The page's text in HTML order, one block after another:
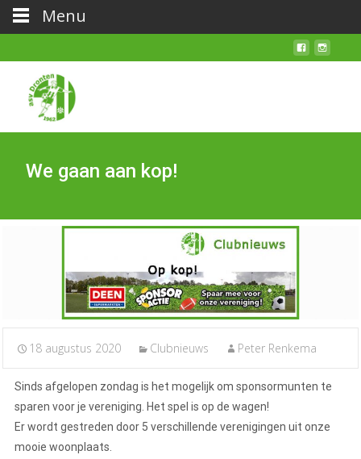
We gaan aan kop!
18 augustus 2020 Clubnieuws Peter Renkema
Sinds afgelopen zondag is het mogelijk om sponsormunten te
sparen voor je vereniging. Het spel is op de wagen!
Er wordt gestreden door 5 verschillende verenigingen uit onze
mooie woonplaats.
Menu